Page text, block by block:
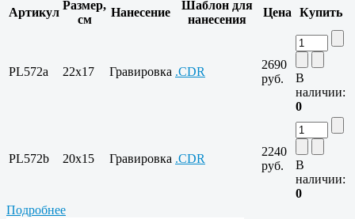
Артикул
Размер,
см
Нанесение
Шаблон для
нанесения
Цена Купить
PL572a 22x17 Гравировка .CDR
2690
руб.
В
наличии:
0
PL572b 20x15 Гравировка .CDR
2240
руб.
В
наличии:
0
Подробнее